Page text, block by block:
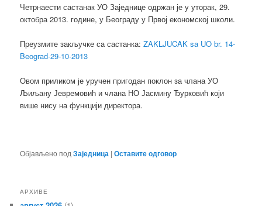
Четрнаести састанак УО Заједнице одржан је у уторак, 29.
октобра 2013. године, у Београду у Првој економској школи.
Преузмите закључке са састанка:ZAKLJUCAK sa UO br. 14-
Beograd-29-10-2013
Овом приликом је уручен пригодан поклон за члана УО
Љиљану Јевремовић и члана НО Јасмину Ђурковић који
више нису на функцији директора.
Објављено под Заједница |Оставите одговор
АРХИВЕ